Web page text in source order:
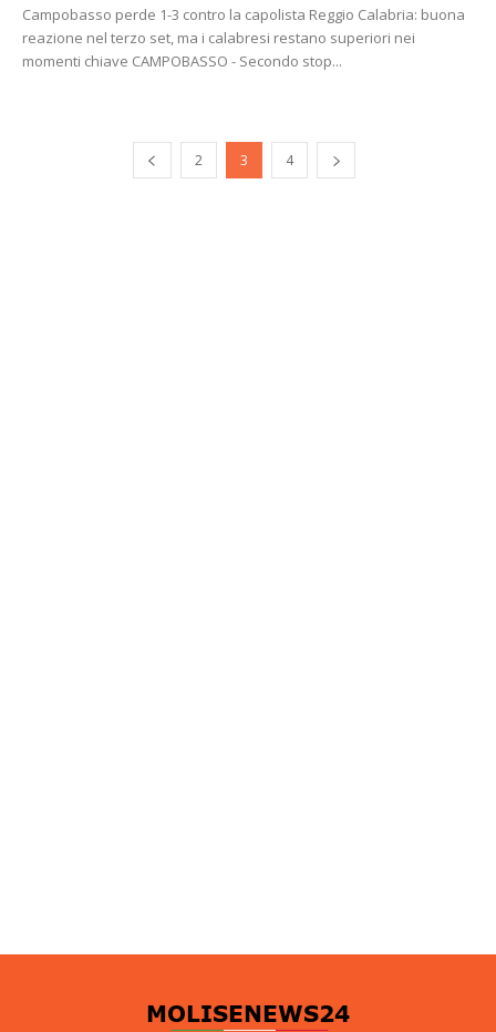
Campobasso perde 1-3 contro la capolista Reggio Calabria: buona
reazione nel terzo set, ma i calabresi restano superiori nei
momenti chiave CAMPOBASSO - Secondo stop...
2 3 4